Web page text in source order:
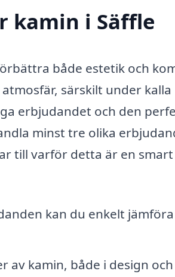
kamin i Säffle
både estetik och
särskilt under kalla
erbjudandet och den
minst tre olika
till varför detta är en smart
kan du enkelt jämföra
av kamin, både i design och